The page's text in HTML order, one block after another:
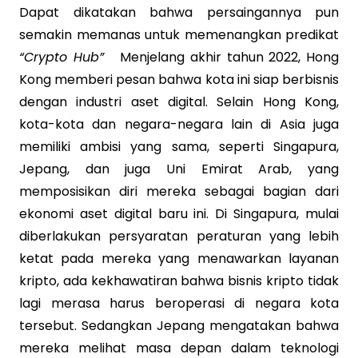
Dapat dikatakan bahwa persaingannya pun
semakin memanas untuk memenangkan predikat
“Crypto Hub”Menjelang akhir tahun 2022, Hong
Kong memberi pesan bahwa kota ini siap berbisnis
dengan industri aset digital. Selain Hong Kong,
kota-kota dan negara-negara lain di Asia juga
memiliki ambisi yang sama, seperti Singapura,
Jepang, dan juga Uni Emirat Arab, yang
memposisikan diri mereka sebagai bagian dari
ekonomi aset digital baru ini. Di Singapura, mulai
diberlakukan persyaratan peraturan yang lebih
ketat pada mereka yang menawarkan layanan
kripto, ada kekhawatiran bahwa bisnis kripto tidak
lagi merasa harus beroperasi di negara kota
tersebut. Sedangkan Jepang mengatakan bahwa
mereka melihat masa depan dalam teknologi